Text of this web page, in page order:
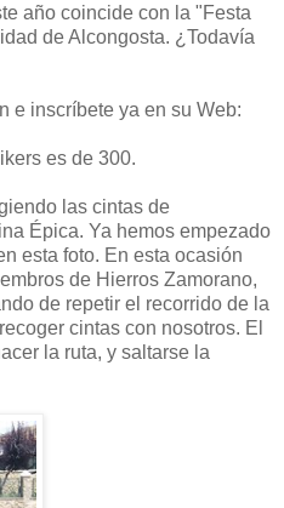
año coincide con la "Festa
de Alcongosta. ¿Todavía
e inscríbete ya en su Web:
es de 300.
las cintas de
Épica. Ya hemos empezado
esta foto. En esta ocasión
de Hierros Zamorano,
de repetir el recorrido de la
cintas con nosotros. El
la ruta, y saltarse la